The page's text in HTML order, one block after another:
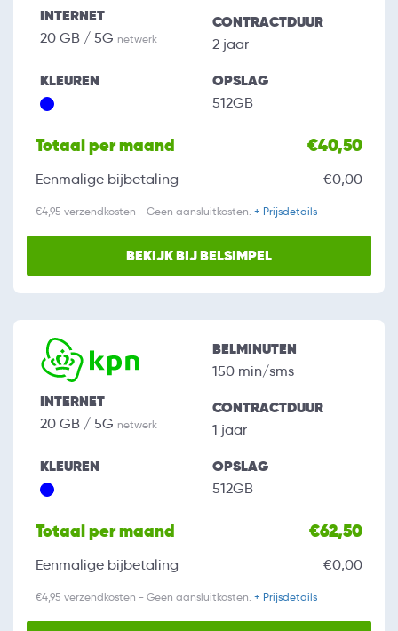
INTERNET
20 GB / 5G netwerk
CONTRACTDUUR
2 jaar
KLEUREN OPSLAG
512GB
Totaal per maand €40,50
Eenmalige bijbetaling €0,00
€4,95 verzendkosten - Geen aansluitkosten. + Prijsdetails
BEKIJK BIJ BELSIMPEL
INTERNET
20 GB / 5G netwerk
BELMINUTEN
150 min/sms
CONTRACTDUUR
1 jaar
KLEUREN OPSLAG
512GB
Totaal per maand €62,50
Eenmalige bijbetaling €0,00
€4,95 verzendkosten - Geen aansluitkosten. + Prijsdetails